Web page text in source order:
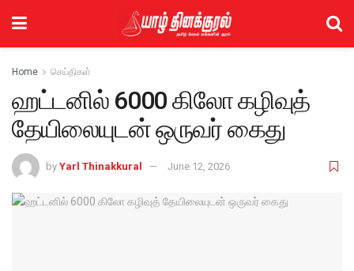
Home செய்திகள்
ஹட்டனில் 6000 கிலோ கழிவுத்
தேயிலையுடன் ஒருவர் கைது
by Yarl Thinakkural June 12, 2026